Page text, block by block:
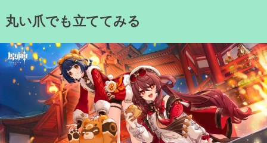
to丸い爪でも立ててみる